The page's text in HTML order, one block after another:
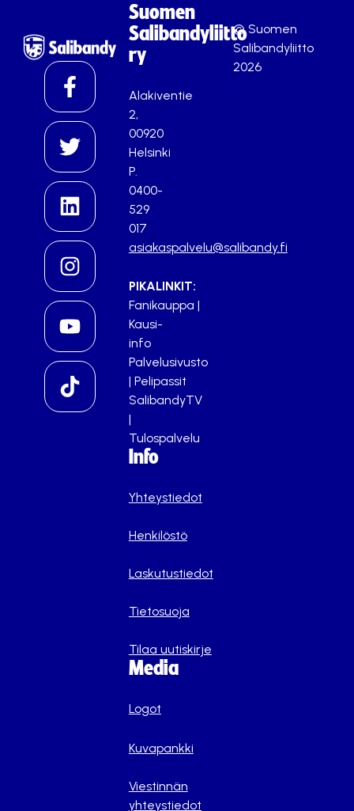
Suomen
Salibandyliitto
ry
Alakiventie
2,
00920
Helsinki
P.
0400-
529
017
asiakaspalvelu@salibandy.fi
PIKALINKIT:
Fanikauppa |
Kausi-
info
Palvelusivusto
| Pelipassit
SalibandyTV
|
Tulospalvelu
Info
Yhteystiedot
Henkilöstö
Laskutustiedot
Tietosuoja
Tilaa uutiskirje
Media
Logot
Kuvapankki
Viestinnän
yhteystiedot
© Suomen
Salibandyliitto
2026